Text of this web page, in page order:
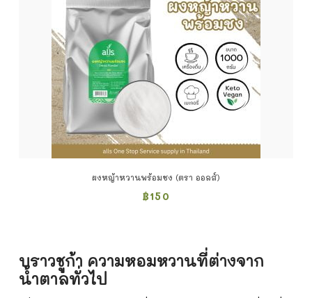
ผงหญ้าหวานพร้อมชง (ตรา ออลส์)
฿150
บราวชูก้า ความหอมหวานที่ต่างจาก
น้ำตาลทั่วไป